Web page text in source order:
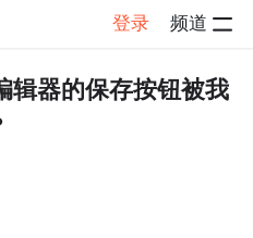
登录 频道
辑器的保存按钮被我